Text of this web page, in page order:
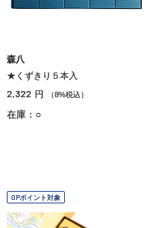
森八
★くずきり５本入
2,322 円 （8%税込）
在庫：○
OPポイント対象